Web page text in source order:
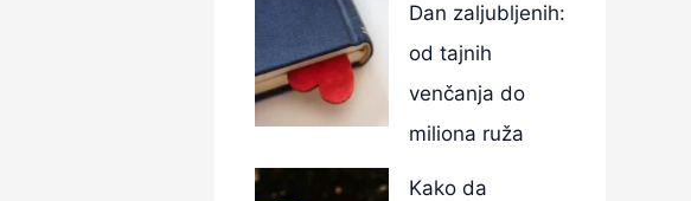
Dan zaljubljenih:
od tajnih
venčanja do
miliona ruža
Kako da